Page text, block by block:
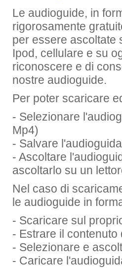
Le audioguide, in
rigorosamente
per essere ascoltate
Ipod, cellulare e su
riconoscere e di
nostre audioguide.
Per poter scaricare
- Selezionare
Mp4)
- Salvare
- Ascoltare
ascoltarlo su un
Nel caso di
le audioguide in
- Scaricare sul
- Estrare il contenuto
- Selezionare e
- Caricare